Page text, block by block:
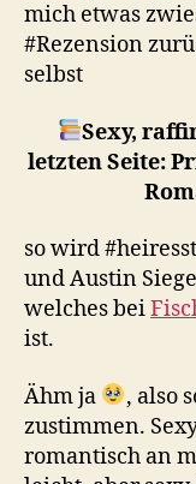
mich etwas
#Rezension
selbst
Sexy,
letzten Seite:
so wird
und Austin
welches bei
ist.
Ähm ja
, also
zustimmen.
romantisch an